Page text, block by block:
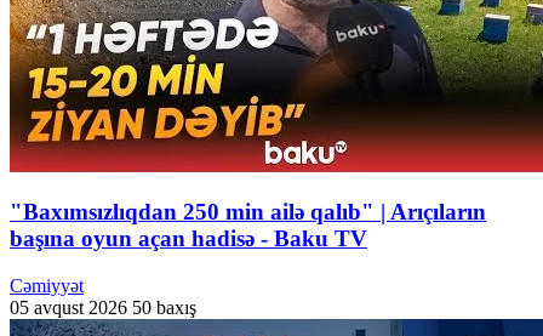
"Baxımsızlıqdan 250 min ailə qalıb" | Arıçıların
başına oyun açan hadisə - Baku TV
Cəmiyyət
05 avqust 2026 50 baxış